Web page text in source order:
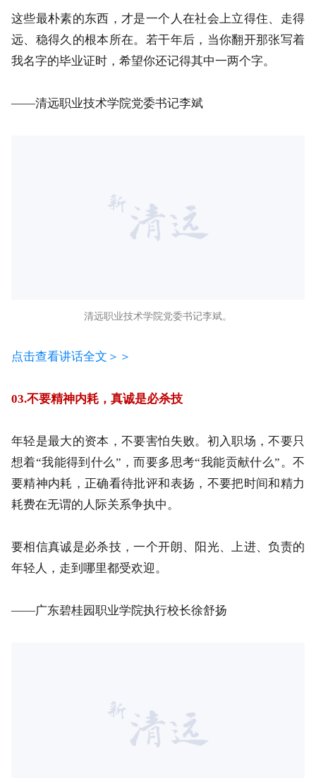
习走向未来。
这些最朴素的东西，才是一个人在社会上立得住、走得
我名字的毕业证时，希望你还记得其中一两个字。
清远职业技术学院党委书记李斌。
点击查看讲话全文＞＞
03.不要精神内耗，真诚是必杀技
年轻是最大的资本，不要害怕失败。 初入职场，不要只
想着“我能得到什么”，而要多思考“我能贡献什么”。不
耗费在无谓的人际关系争执中。
年轻人，走到哪里都受欢迎。